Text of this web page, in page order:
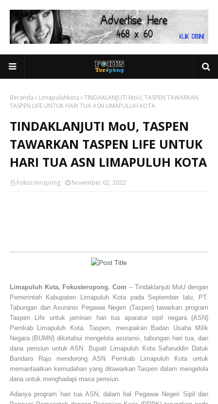
Beranda Limapuluhkota
TINDAKLANJUTI MoU, TASPEN TAWARKAN
TASPEN LIFE UNTUK HARI TUA ASN LIMAPULUH KOTA
TINDAKLANJUTI MoU, TASPEN
TAWARKAN TASPEN LIFE UNTUK
HARI TUA ASN LIMAPULUH KOTA
Fokus teropong November 02, 2022
Limapuluh Kota, Fokusteropong. Com – Tindaklanjuti MoU dengan
Pemerintah Kabupaten Limapuluh Kota pada September lalu, PT.
Tabungan dan Asuransi Pegawai Negeri (Taspen) tawarkan program
Taspen Life untuk jaminan hari tua aparatur sipil negara (ASN)
Pemkab Limapuluh Kota. Taspen, merupakan Badan Usaha Milik
Negara (BUMN) diketahui mengelola asuransi, tabungan hari tua, dan
dana pensiun untuk ASN. Bupati Limapuluh Kota Safaruddin Datuk
Bandaro Rajo mendorong ASN Pemkab Limapuluh Kota untuk
memanfaatkan kemudahan yang ditawarkan Taspen dalam mengelola
dana untuk menghadapi masa pensiun.
Adanya program hari tua ASN, dalam hal Pegawai Negeri Sipil dan